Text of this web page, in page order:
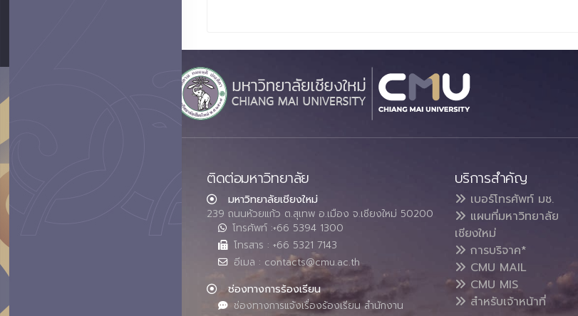
ติดต่อมหาวิทยาลัย
มหาวิทยาลัยเชียงใหม่
239 ถนนห้วยแก้ว ต.สุเทพ อ.เมือง จ.เชียงใหม่ 50200
โทรศัพท์ :+66 5394 1300
โทรสาร : +66 5321 7143
อีเมล : contacts@cmu.ac.th
ช่องทางการร้องเรียน
ช่องทางการแจ้งเรื่องร้องเรียน สำนักงาน
บริการสำคัญ
เบอร์โทรศัพท์ มช.
แผนที่มหาวิทยาลัย
เชียงใหม่
การบริจาค*
CMU MAIL
CMU MIS
สำหรับเจ้าหน้าที่